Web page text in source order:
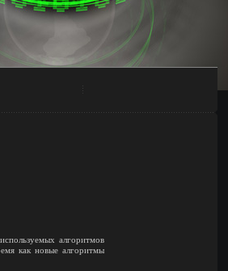
алгоритмов
как новые алгоритмы